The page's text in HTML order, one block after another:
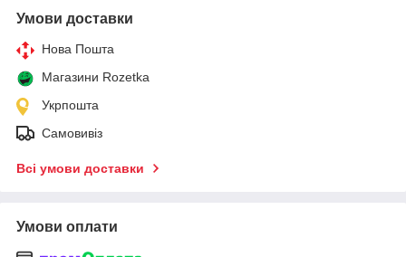
Умови доставки
Нова Пошта
Магазини Rozetka
Укрпошта
Самовивіз
Всі умови доставки
Умови оплати